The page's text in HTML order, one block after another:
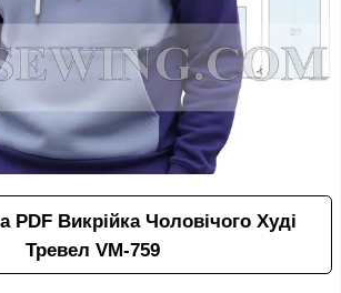
PDF Викрійка Чоловічого Худі
Тревел VM-759